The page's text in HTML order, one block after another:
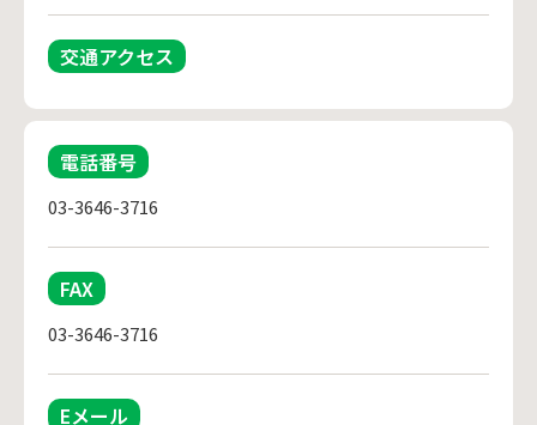
交通アクセス
電話番号
03-3646-3716
FAX
03-3646-3716
Eメール